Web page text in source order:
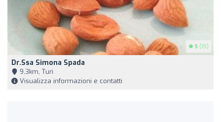
5 (15)
Dr.ssa Simona Spada
9,3km, Turi
Visualizza informazioni e contatti